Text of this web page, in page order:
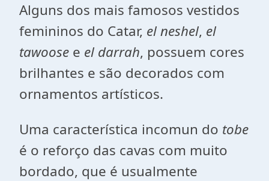
Alguns dos mais famosos vestidos
femininos do Catar, el neshel, el
tawoose e el darrah, possuem cores
brilhantes e são decorados com
ornamentos artísticos.
Uma característica incomun do tobe
é o reforço das cavas com muito
bordado, que é usualmente